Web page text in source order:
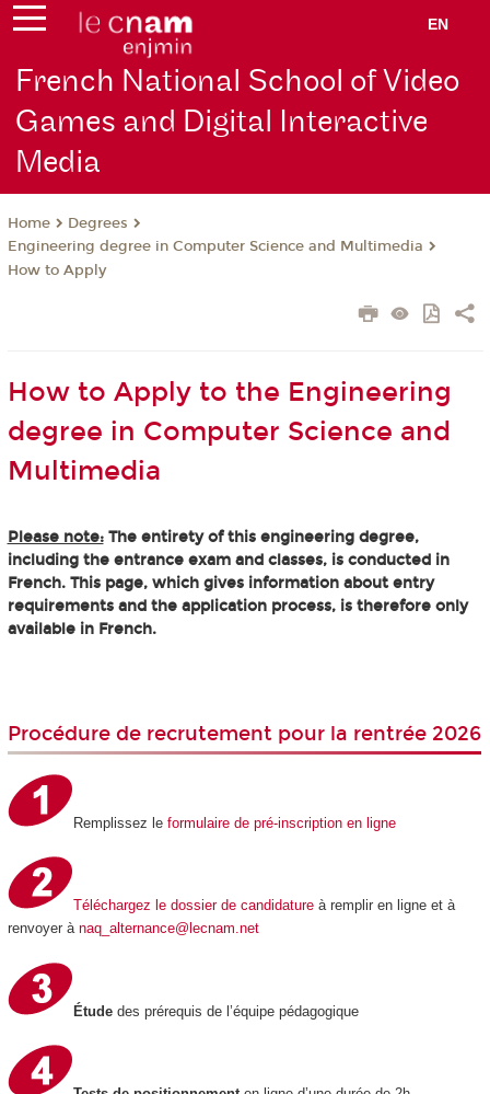
EN
French National School of Video
Games and Digital Interactive
Media
Home
Degrees
Engineering degree in Computer Science and Multimedia
How to Apply
How to Apply to the Engineering
degree in Computer Science and
Multimedia
Please note:The entirety of this engineering degree,
including the entrance exam and classes, is conducted in
French. This page, which gives information about entry
requirements and the application process, is therefore only
available in French.
Procédure de recrutement pour la rentrée 2026
Remplissez le formulaire de pré-inscription en ligne
Téléchargez le dossier de candidatureà remplir en ligne et à
renvoyer à naq_alternance@lecnam.net
Étudedes prérequis de l’équipe pédagogique